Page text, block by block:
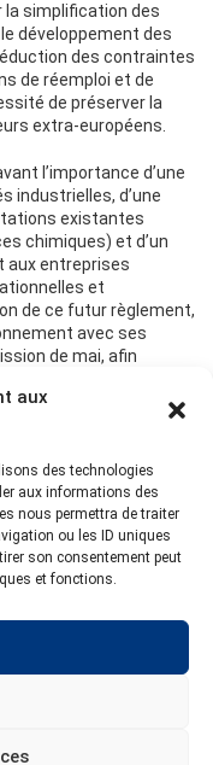
aux
des technologies
aux informations des
nous permettra de traiter
ou les ID uniques
son consentement peut
et fonctions.
simplification des
développement des
des contraintes
de réemploi et de
de préserver la
extra-européens.
l’importance d’une
industrielles, d’une
existantes
chimiques) et d’un
aux entreprises
et
de ce futur règlement,
avec ses
de mai, afin